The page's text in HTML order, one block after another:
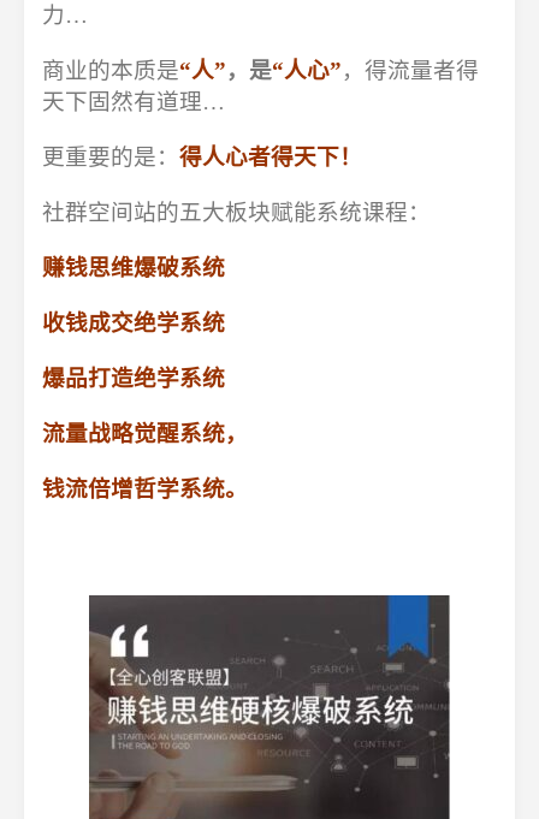
力…
商业的本质是“人”，是“人心”，得流量者得
天下固然有道理…
更重要的是： 得人心者得天下！
社群空间站的五大板块赋能系统课程：
赚钱思维爆破系统
收钱成交绝学系统
爆品打造绝学系统
流量战略觉醒系统，
钱流倍增哲学系统。